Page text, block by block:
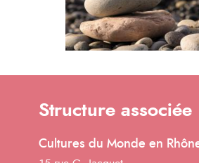
Structure associée
Cultures du Monde en